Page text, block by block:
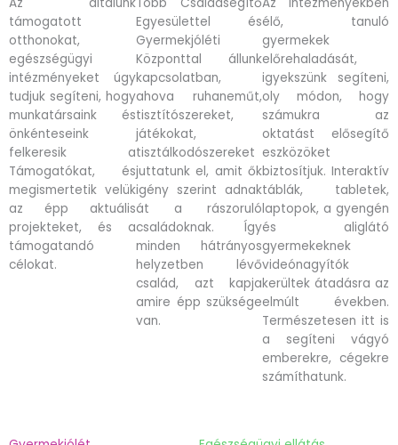
támogatott
otthonokat,
egészségügyi
intézményeket úgy
tudjuk segíteni, hogy
munkatársaink és
önkénteseink
felkeresik a
Támogatókat, és
megismertetik velük
az épp aktuális
projekteket, és a
támogatandó
célokat.
Egyesülettel és
Gyermekjóléti
Központtal állunk
kapcsolatban,
ahova ruhaneműt,
tisztítószereket,
játékokat,
tisztálkodószereket
juttatunk el, amit ők
igény szerint adnak
át a rászoruló
családoknak. Így
minden hátrányos
helyzetben lévő
család, azt kapja
amire épp szüksége
van.
élő, tanuló
gyermekek
előrehaladását,
igyekszünk segíteni,
oly módon, hogy
számukra az
oktatást elősegítő
eszközöket
biztosítjuk. Interaktív
táblák, tabletek,
laptopok, a gyengén
és aliglátó
gyermekeknek
videónagyítók
kerültek átadásra az
elmúlt években.
Természetesen itt is
a segíteni vágyó
emberekre, cégekre
számíthatunk.